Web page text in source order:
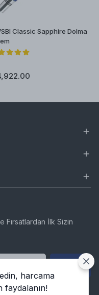
Classic Sapphire Dolma
Fırsatlardan İlk Sizin
Gönder
harcama
faydalanın!